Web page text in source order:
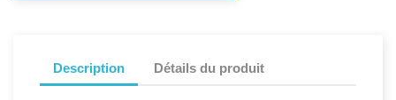
Description Détails du produit